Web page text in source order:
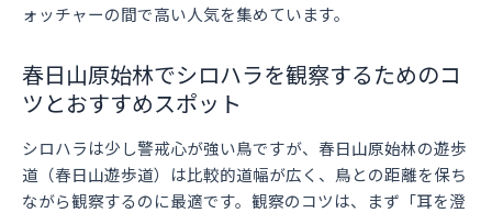
ォッチャーの間で高い人気を集めています。
春日山原始林でシロハラを観察するためのコ
ツとおすすめスポット
シロハラは少し警戒心が強い鳥ですが、春日山原始林の遊歩
道（春日山遊歩道）は比較的道幅が広く、鳥との距離を保ち
ながら観察するのに最適です。観察のコツは、まず「耳を澄